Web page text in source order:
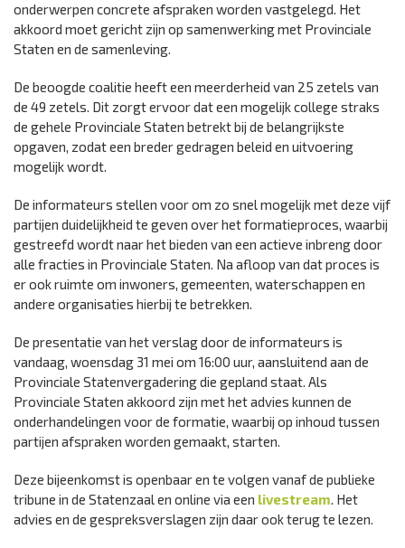
onderwerpen concrete afspraken worden vastgelegd. Het
akkoord moet gericht zijn op samenwerking met Provinciale
Staten en de samenleving.
De beoogde coalitie heeft een meerderheid van 25 zetels van
de 49 zetels. Dit zorgt ervoor dat een mogelijk college straks
de gehele Provinciale Staten betrekt bij de belangrijkste
opgaven, zodat een breder gedragen beleid en uitvoering
mogelijk wordt.
De informateurs stellen voor om zo snel mogelijk met deze vijf
partijen duidelijkheid te geven over het formatieproces, waarbij
gestreefd wordt naar het bieden van een actieve inbreng door
alle fracties in Provinciale Staten. Na afloop van dat proces is
er ook ruimte om inwoners, gemeenten, waterschappen en
andere organisaties hierbij te betrekken.
De presentatie van het verslag door de informateurs is
vandaag, woensdag 31 mei om 16:00 uur, aansluitend aan de
Provinciale Statenvergadering die gepland staat. Als
Provinciale Staten akkoord zijn met het advies kunnen de
onderhandelingen voor de formatie, waarbij op inhoud tussen
partijen afspraken worden gemaakt, starten.
Deze bijeenkomst is openbaar en te volgen vanaf de publieke
tribune in de Statenzaal en online via een livestream. Het
advies en de gespreksverslagen zijn daar ook terug te lezen.